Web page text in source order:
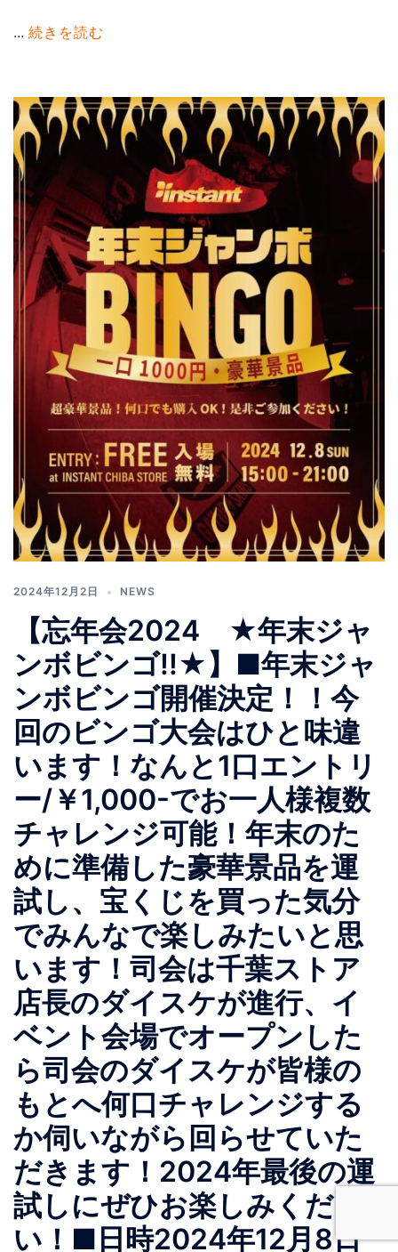
... 続きを読む
2024年12月2日 NEWS
【忘年会2024 ★年末ジャ
ンボビンゴ!!★】■年末ジャ
ンボビンゴ開催決定！！今
回のビンゴ大会はひと味違
います！なんと1口エントリ
ー/￥1,000-でお一人様複数
チャレンジ可能！年末のた
めに準備した豪華景品を運
試し、宝くじを買った気分
でみんなで楽しみたいと思
います！司会は千葉ストア
店長のダイスケが進行、イ
ベント会場でオープンした
ら司会のダイスケが皆様の
もとへ何口チャレンジする
か伺いながら回らせていた
だきます！2024年最後の運
試しにぜひお楽しみくださ
い！■日時2024年12月8日